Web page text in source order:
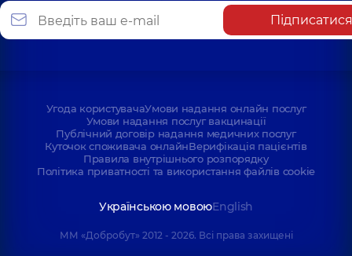
Підписатися
Угода користувачаУмови надання онлайн послуг
Умови надання послуг вакцинації
Публічний договір надання медичних послуг
Куточок споживача онлайнВерифікація пацієнтів
Правила внутрішнього розпорядку
Політика приватності та використання файлів cookie
Українською мовоюEnglish
ММ «Добробут» 2012 - 2026. Всі права захищені